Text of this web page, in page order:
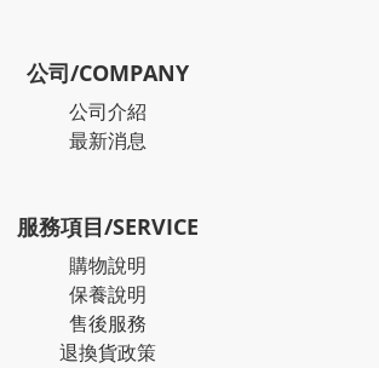
公司/COMPANY
公司介紹
最新消息
服務項目/SERVICE
購物說明
保養說明
售後服務
退換貨政策